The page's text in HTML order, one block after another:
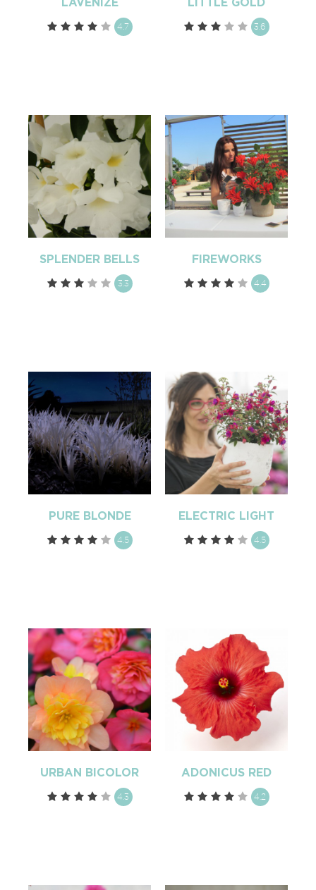
LAVENIZE
4.7
LITTLE GOLD
3.6
SPLENDER BELLS
3.3
FIREWORKS
4.4
PURE BLONDE
4.5
ELECTRIC LIGHT
4.5
URBAN BICOLOR
4.3
ADONICUS RED
4.2